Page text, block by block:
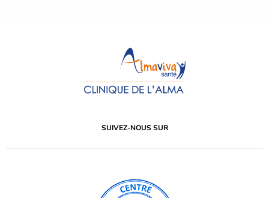
SUIVEZ-NOUS SUR